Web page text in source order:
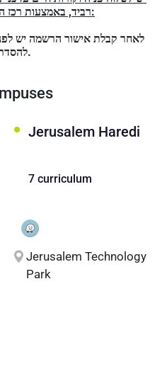
רביד, באמצעות רכז
לאחר קבלת אישור הרשמה יש
להסדרת התשלום בטלפון 03-5311850.
Jerusalem Haredi
7 curriculum
Jerusalem Technology
Park